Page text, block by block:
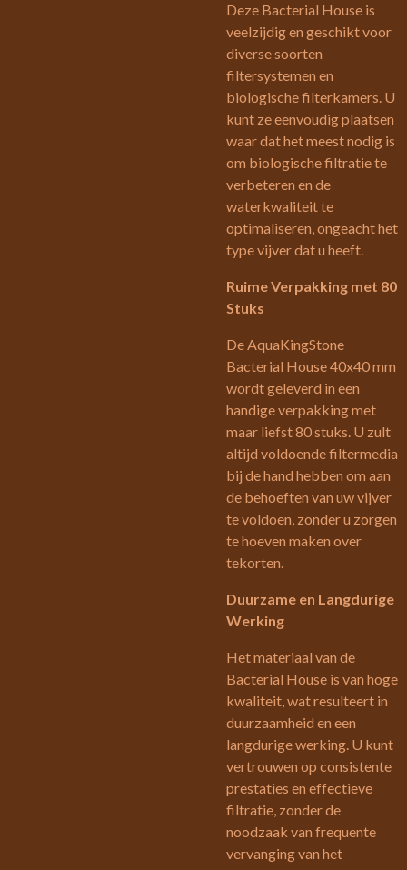
Deze Bacterial House is
veelzijdig en geschikt voor
diverse soorten
filtersystemen en
biologische filterkamers. U
kunt ze eenvoudig plaatsen
waar dat het meest nodig is
om biologische filtratie te
verbeteren en de
waterkwaliteit te
optimaliseren, ongeacht het
type vijver dat u heeft.
Ruime Verpakking met 80
Stuks
De AquaKingStone
Bacterial House 40x40 mm
wordt geleverd in een
handige verpakking met
maar liefst 80 stuks. U zult
altijd voldoende filtermedia
bij de hand hebben om aan
de behoeften van uw vijver
te voldoen, zonder u zorgen
te hoeven maken over
tekorten.
Duurzame en Langdurige
Werking
Het materiaal van de
Bacterial House is van hoge
kwaliteit, wat resulteert in
duurzaamheid en een
langdurige werking. U kunt
vertrouwen op consistente
prestaties en effectieve
filtratie, zonder de
noodzaak van frequente
vervanging van het